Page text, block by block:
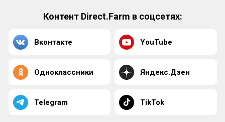
Контент Direct.Farm в соцсетях:
Вконтакте YouTube
Одноклассники Яндекс.Дзен
Telegram TikTok